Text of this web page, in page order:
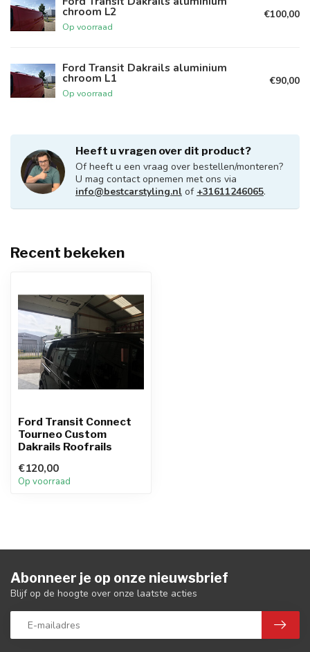
chroom L2
Op voorraad
€100,00
Ford Transit Dakrails aluminium
chroom L1
Op voorraad
€90,00
Heeft u vragen over dit product?
Of heeft u een vraag over bestellen/monteren?
U mag contact opnemen met ons via
info@bestcarstyling.nl of +31611246065.
Recent bekeken
Ford Transit Connect
Tourneo Custom
Dakrails Roofrails
€120,00
Op voorraad
Abonneer je op onze nieuwsbrief
Blijf op de hoogte over onze laatste acties